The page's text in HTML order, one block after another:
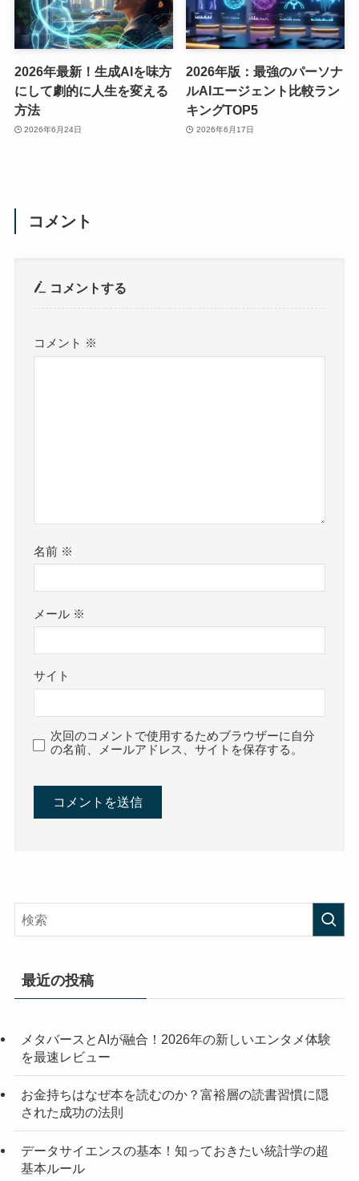
2026年最新！生成AIを味方
にして劇的に人生を変える
方法
2026年6月24日
2026年版：最強のパーソナ
ルAIエージェント比較ラン
キングTOP5
2026年6月17日
コメント
コメントする
コメント ※
名前 ※
メール ※
サイト
次回のコメントで使用するためブラウザーに自分
の名前、メールアドレス、サイトを保存する。
最近の投稿
メタバースとAIが融合！2026年の新しいエンタメ体験
を最速レビュー
お金持ちはなぜ本を読むのか？富裕層の読書習慣に隠
された成功の法則
データサイエンスの基本！知っておきたい統計学の超
基本ルール